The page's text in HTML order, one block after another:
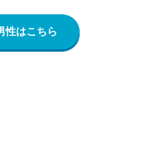
性はこちら